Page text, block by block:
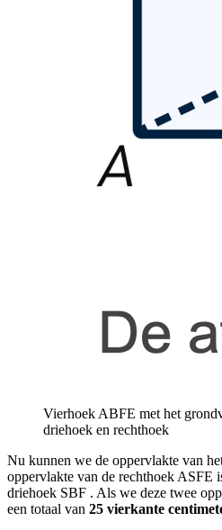
Vierhoek ABFE met het
driehoek en rechthoek
Nu kunnen we de oppervlakte van
oppervlakte van de rechthoek ASFE
driehoek SBF . Als we deze twee
een totaal van 25 vierkante